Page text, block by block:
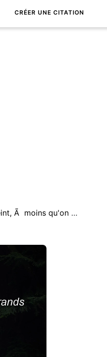
CRÉER UNE CITATION
Avec le temps, la passion des grands voyages s'Ã©teint, Ã moins qu'on n'ait voyagÃ© assez longtemps pour devenir Ã©tranger Ã sa patrie.